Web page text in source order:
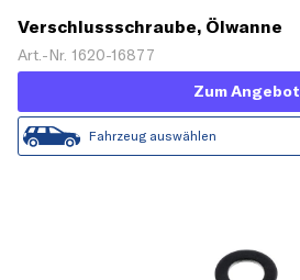
Verschlussschraube, Ölwanne
Art.-Nr. 1620-16877
Zum Angebot
Fahrzeug auswählen